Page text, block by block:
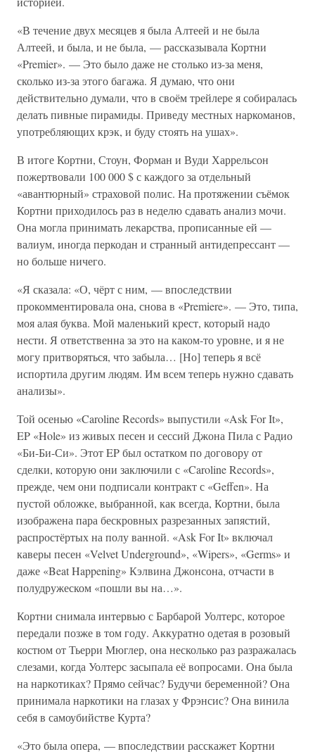
«В течение двух месяцев я была Алтеей и не была
Алтеей, и была, и не была, — рассказывала Кортни
«Premier». — Это было даже не столько из-за меня,
сколько из-за этого багажа. Я думаю, что они
действительно думали, что в своём трейлере я собиралась
делать пивные пирамиды. Приведу местных наркоманов,
употребляющих крэк, и буду стоять на ушах».
В итоге Кортни, Стоун, Форман и Вуди Харрельсон
пожертвовали 100 000 $ с каждого за отдельный
«авантюрный» страховой полис. На протяжении съёмок
Кортни приходилось раз в неделю сдавать анализ мочи.
Она могла принимать лекарства, прописанные ей —
валиум, иногда перкодан и странный антидепрессант —
но больше ничего.
«Я сказала: «О, чёрт с ним, — впоследствии
прокомментировала она, снова в «Premiere». — Это, типа,
моя алая буква. Мой маленький крест, который надо
нести. Я ответственна за это на каком-то уровне, и я не
могу притворяться, что забыла… [Но] теперь я всё
испортила другим людям. Им всем теперь нужно сдавать
анализы».
Той осенью «Caroline Records» выпустили «Ask For It»,
EP «Hole» из живых песен и сессий Джона Пила с Радио
«Би-Би-Си». Этот EP был остатком по договору от
сделки, которую они заключили с «Caroline Records»,
прежде, чем они подписали контракт с «Geffen». На
пустой обложке, выбранной, как всегда, Кортни, была
изображена пара бескровных разрезанных запястий,
распростёртых на полу ванной. «Ask For It» включал
каверы песен «Velvet Underground», «Wipers», «Germs» и
даже «Beat Happening» Кэлвина Джонсона, отчасти в
полудружеском «пошли вы на…».
Кортни снимала интервью с Барбарой Уолтерс, которое
передали позже в том году. Аккуратно одетая в розовый
костюм от Тьерри Мюглер, она несколько раз разражалась
слезами, когда Уолтерс засыпала её вопросами. Она была
на наркотиках? Прямо сейчас? Будучи беременной? Она
принимала наркотики на глазах у Фрэнсис? Она винила
себя в самоубийстве Курта?
«Это была опера, — впоследствии расскажет Кортни